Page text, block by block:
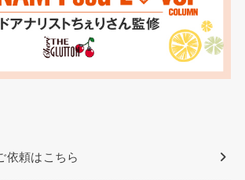
依頼はこちら